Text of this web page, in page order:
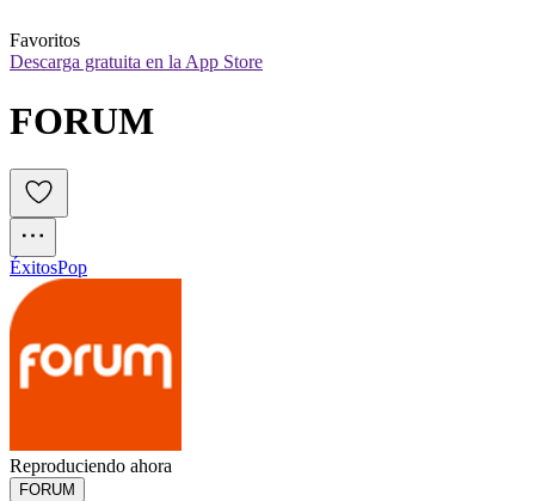
Favoritos
Descarga gratuita en la App Store
FORUM
ÉxitosPop
Reproduciendo ahora
FORUM